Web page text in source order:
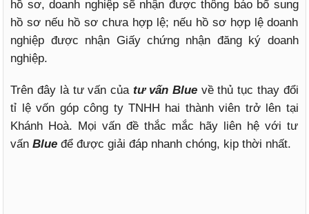
hồ sơ, doanh nghiệp sẽ nhận được thông báo bổ sung
hồ sơ nếu hồ sơ chưa hợp lệ; nếu hồ sơ hợp lệ doanh
nghiệp được nhận Giấy chứng nhận đăng ký doanh
nghiệp.
Trên đây là tư vấn củatư vấn Blue về thủ tục thay đổi
tỉ lệ vốn góp công ty TNHH hai thành viên trở lên tại
Khánh Hoà. Mọi vấn đề thắc mắc hãy liên hệ với tư
vấn Blue để được giải đáp nhanh chóng, kịp thời nhất.